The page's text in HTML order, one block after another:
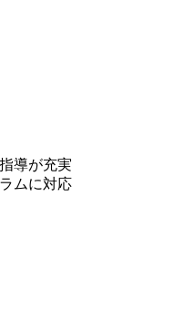
導が充実
ムに対応